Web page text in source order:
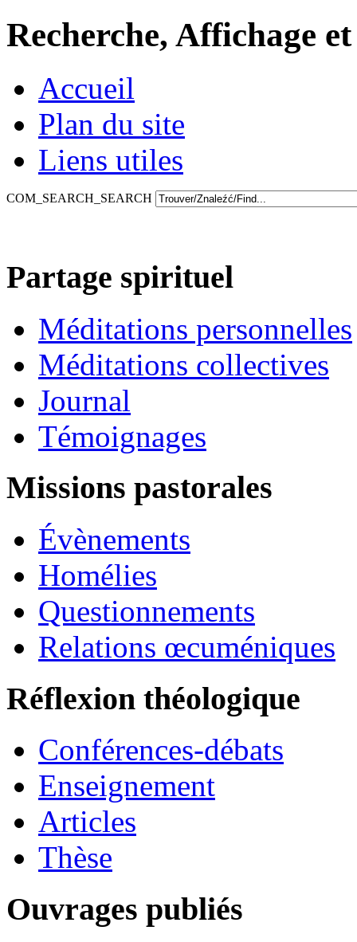
Recherche, Affichage
Accueil
Plan du site
Liens utiles
COM_SEARCH_SEARCH
Partage spirituel
Méditations personnelles
Méditations collectives
Journal
Témoignages
Missions pastorales
Évènements
Homélies
Questionnements
Relations œcuméniques
Réflexion théologique
Conférences-débats
Enseignement
Articles
Thèse
Ouvrages publiés